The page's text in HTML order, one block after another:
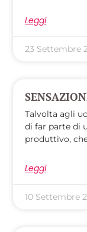
Leggi
23 Settembre
Talvolta agli
di far parte di
produttivo,
Leggi
10 Settembre